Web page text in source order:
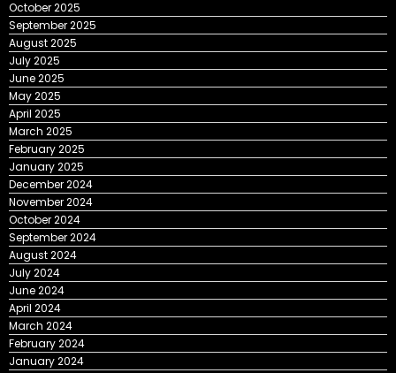
September 2025
August 2025
July 2025
June 2025
May 2025
April 2025
March 2025
February 2025
January 2025
December 2024
November 2024
October 2024
September 2024
August 2024
July 2024
June 2024
April 2024
March 2024
February 2024
January 2024
December 2023